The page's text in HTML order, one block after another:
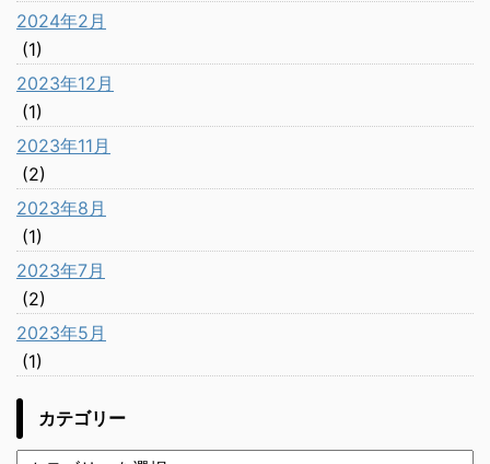
2024年2月
(1)
2023年12月
(1)
2023年11月
(2)
2023年8月
(1)
2023年7月
(2)
2023年5月
(1)
カテゴリー